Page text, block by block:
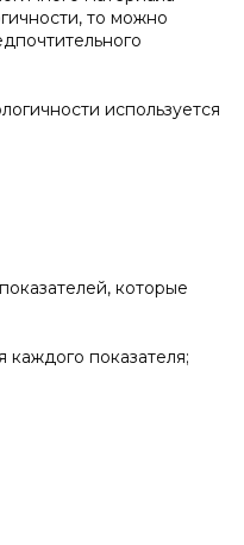
то можно
используется
которые
показателя;